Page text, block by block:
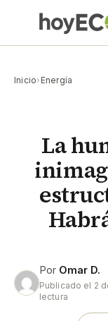
Inicio› Energía
La
Por Omar D.
Publicado el 2
lectura